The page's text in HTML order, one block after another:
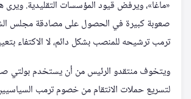
«ماغا»، ويرفض قيود المؤسسات التقليدية. ويرى
صعوبة كبيرة في الحصول على مصادقة مجلس
ترمب ترشيحه للمنصب بشكل دائم، لا الاكتفاء
ويتخوف منتقدو الرئيس من أن يستخدم بولتي
لتسريع حملات الانتقام من خصوم ترمب